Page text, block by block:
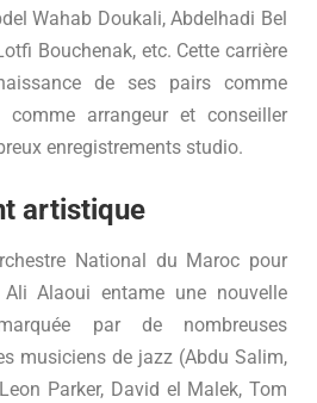
Wahab Doukali, Abdelhadi Bel
Bouchenak, etc. Cette carrière
de ses pairs comme
arrangeur et conseiller
enregistrements studio.
artistique
National du Maroc pour
Ali Alaoui entame une nouvelle
par de nombreuses
musiciens de jazz (Abdu Salim,
Parker, David el Malek, Tom